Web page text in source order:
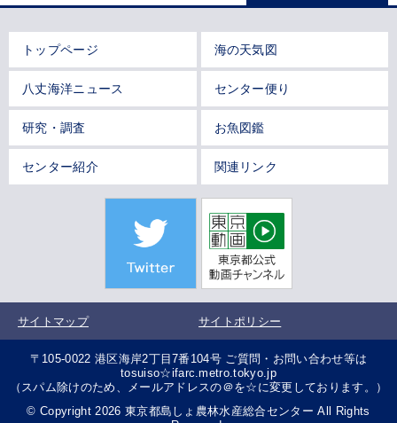
トップページ 海の天気図
八丈海洋ニュース センター便り
研究・調査 お魚図鑑
センター紹介 関連リンク
サイトマップ サイトポリシー
〒105-0022 港区海岸2丁目7番104号 ご質問・お問い合わせ等は
tosuiso☆ifarc.metro.tokyo.jp
（スパム除けのため、メールアドレスの＠を☆に変更しております。）
© Copyright 2026 東京都島しょ農林水産総合センター All Rights